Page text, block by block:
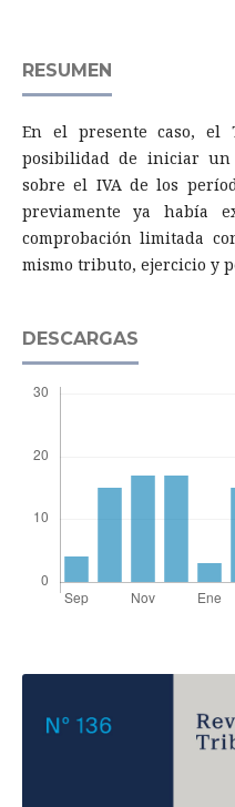
RESUMEN
En el presente caso, el
posibilidad de iniciar un
sobre el IVA de los
previamente ya había
comprobación limitada
mismo tributo, ejercicio y
DESCARGAS